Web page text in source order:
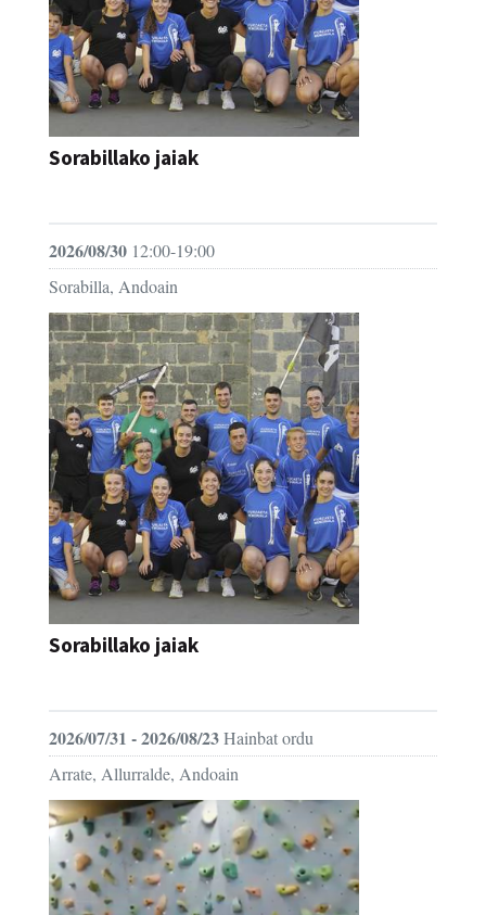
Sorabillako jaiak
2026/08/30 12:00-19:00
Sorabilla, Andoain
Sorabillako jaiak
2026/07/31 - 2026/08/23Hainbat ordu
Arrate, Allurralde, Andoain